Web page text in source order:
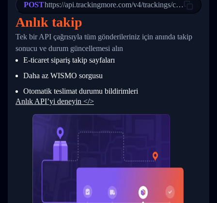
23
24
25
27
28
29
31
33
34
"Details": "Departed Facility
          },
          {
            "Date": "2017-03-06 15:28:00",
"StatusDescription": "Shipment
"Details": "BEIJING-
          }
        ]
      }
  }
}
POSThttps://api.trackingmore.com/v4/trackings/create
Anlık takip
Tek bir API çağrısıyla tüm gönderileriniz için anında takip
sonucu ve durum güncellemesi alın
E-ticaret sipariş takip sayfaları
Daha az WISMO sorgusu
Otomatik teslimat durumu bildirimleri
Anlık API’yi deneyin </>